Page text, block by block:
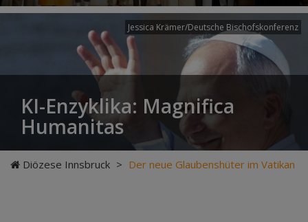
Jessica Krämer/Deutsche Bischofskonferenz
KI-Enzyklika: Magnifica
Humanitas
Diözese Innsbruck > Der neue Glaubenshüter im Vatikan